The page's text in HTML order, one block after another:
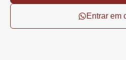
Entrar em